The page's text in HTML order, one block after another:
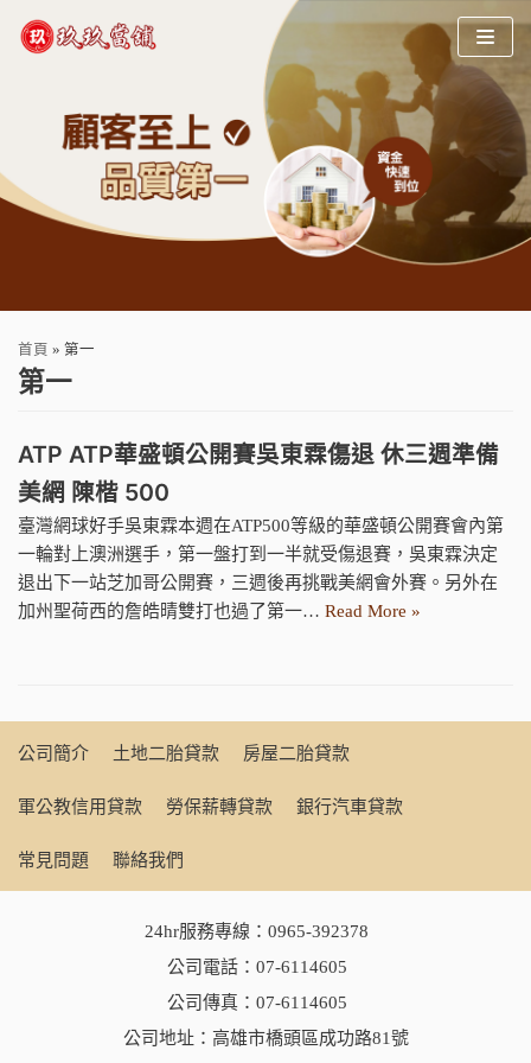
content
首頁 » 第一
第一
ATP ATP華盛頓公開賽吳東霖傷退 休三週準備
美網 陳楷 500
臺灣網球好手吳東霖本週在ATP500等級的華盛頓公開賽會內第
一輪對上澳洲選手，第一盤打到一半就受傷退賽，吳東霖決定
退出下一站芝加哥公開賽，三週後再挑戰美網會外賽。另外在
加州聖荷西的詹皓晴雙打也過了第一… Read More »
公司簡介 土地二胎貸款 房屋二胎貸款
軍公教信用貸款 勞保薪轉貸款 銀行汽車貸款
常見問題 聯絡我們
24hr服務專線： 0965-392378
公司電話： 07-6114605
公司傳真：07-6114605
公司地址：高雄市橋頭區成功路81號